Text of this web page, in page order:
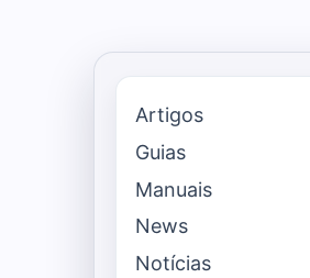
Artigos
Guias
Manuais
News
Notícias